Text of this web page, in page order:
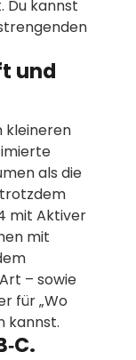
Du kannst
und
kleineren
als die
mit Aktiver
mit
– sowie
für „Wo
kannst.